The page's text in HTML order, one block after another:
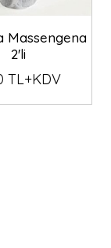
Massengena
2'li
TL+KDV